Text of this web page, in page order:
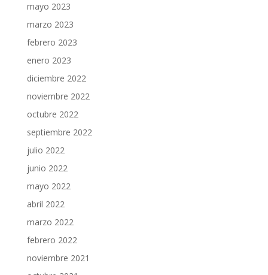
mayo 2023
marzo 2023
febrero 2023
enero 2023
diciembre 2022
noviembre 2022
octubre 2022
septiembre 2022
julio 2022
junio 2022
mayo 2022
abril 2022
marzo 2022
febrero 2022
noviembre 2021